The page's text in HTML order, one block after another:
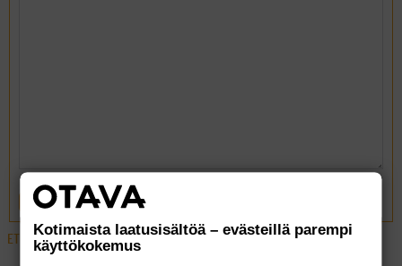
LÄHETÄ
ETUSIVU ›FOORUMIT › VÄLINEET ›JÄRVIPALLO VS. UUSI PALLO
Kotimaista laatusisältöä – evästeillä parempi
käyttökokemus